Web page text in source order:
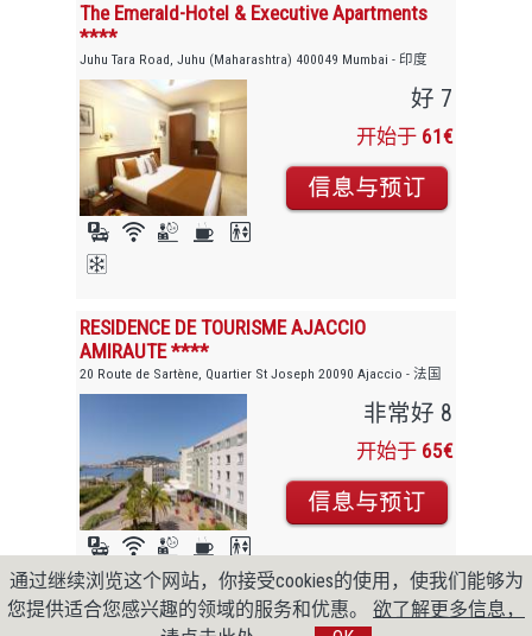
The Emerald-Hotel & Executive Apartments
****
Juhu Tara Road, Juhu (Maharashtra) 400049 Mumbai - 印度
好 7
开始于 61€
RESIDENCE DE TOURISME AJACCIO
AMIRAUTE ****
20 Route de Sartène, Quartier St Joseph 20090 Ajaccio - 法国
非常好 8
开始于 65€
通过继续浏览这个网站，你接受cookies的使用，使我们能够为
您提供适合您感兴趣的领域的服务和优惠。 欲了解更多信息，